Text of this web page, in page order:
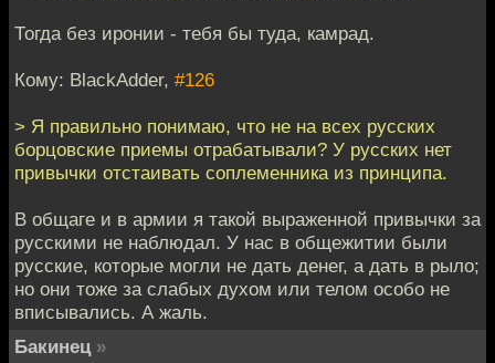
Тогда без иронии - тебя бы туда, камрад.
Кому: BlackAdder, #126
> Я правильно понимаю, что не на всех русских
борцовские приемы отрабатывали? У русских нет
привычки отстаивать соплеменника из принципа.
В общаге и в армии я такой выраженной привычки за
русскими не наблюдал. У нас в общежитии были
русские, которые могли не дать денег, а дать в рыло;
но они тоже за слабых духом или телом особо не
вписывались. А жаль.
Бакинец »